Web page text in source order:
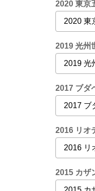
2020 東京
2019 光州
2017 ブダ
2016 リオ
2015 カザ